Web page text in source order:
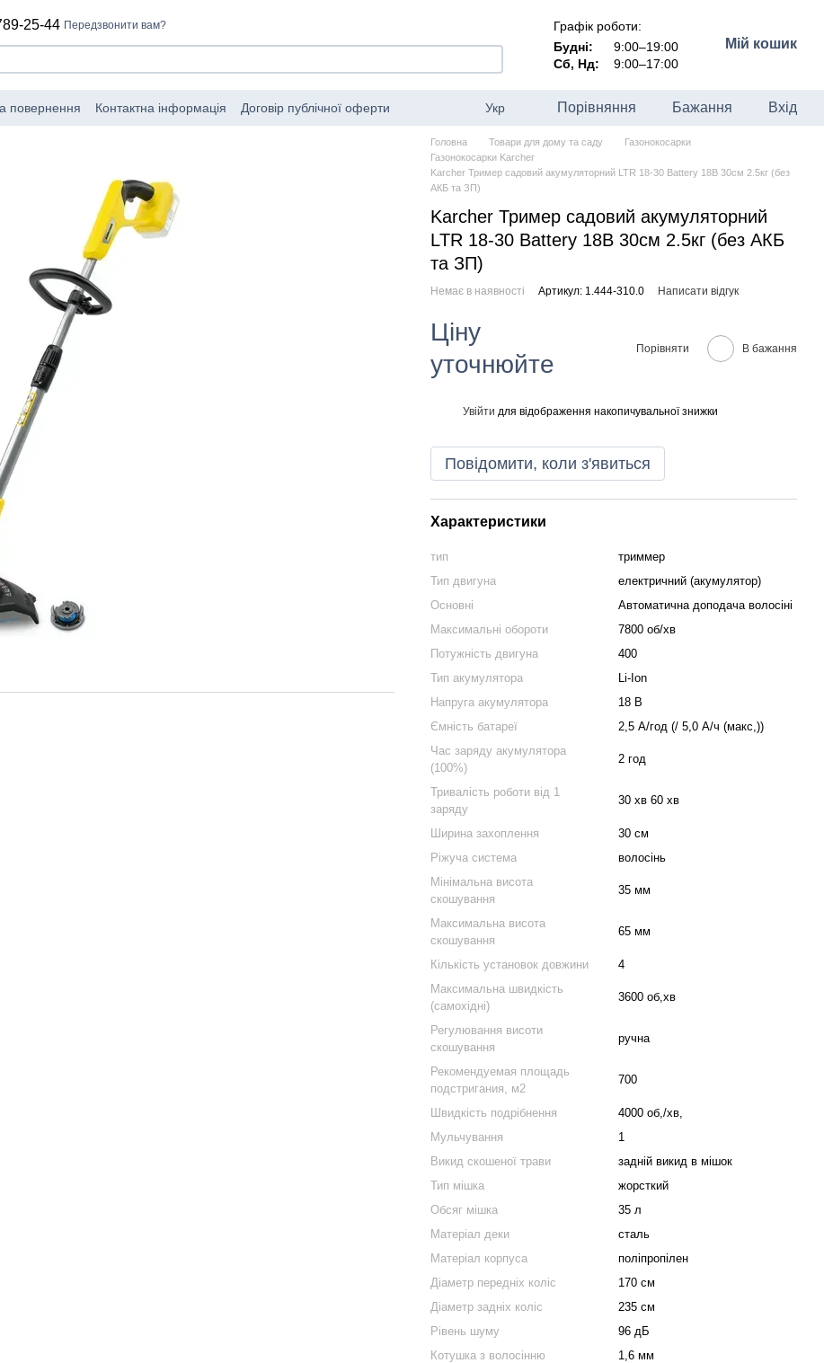
25-44 Передзвонити вам?
Графік роботи:
Будні:
9:00–19:00
Сб, Нд:
9:00–17:00
Мій кошик
повернення Контактна інформація Договір публічної оферти Укр Порівняння Бажання Вхід
Головна Товари для дому та саду
Газонокосарки
Газонокосарки Karcher
Karcher Тример садовий акумуляторний LTR 18-30 Battery 18В 30см 2.5кг (без
АКБ та ЗП)
Karcher Тример садовий акумуляторний
LTR 18-30 Battery 18В 30см 2.5кг (без АКБ
та ЗП)
Немає в наявності Артикул: 1.444-310.0 Написати відгук
Ціну
уточнюйте
Порівняти В бажання
Увійти для відображення накопичувальної знижки
Повідомити, коли з'явиться
Характеристики
тип
триммер
Тип двигуна
електричний (акумулятор)
Основні
Автоматична доподача волосіні
Максимальні обороти
7800 об/хв
Потужність двигуна
400
Тип акумулятора
Li-Ion
Напруга акумулятора
18 В
Ємність батареї
2,5 А/год (/ 5,0 А/ч (макс,))
Час заряду акумулятора
(100%)
2 год
Тривалість роботи від 1
заряду
30 хв 60 хв
Ширина захоплення
30 см
Ріжуча система
волосінь
Мінімальна висота
скошування
35 мм
Максимальна висота
скошування
65 мм
Кількість установок довжини
4
Максимальна швидкість
(самохідні)
3600 об,хв
Регулювання висоти
скошування
ручна
Рекомендуемая площадь
подстригания, м2
700
Швидкість подрібнення
4000 об,/хв,
Мульчування
1
Викид скошеної трави
задній викид в мішок
Тип мішка
жорсткий
Обсяг мішка
35 л
Матеріал деки
сталь
Матеріал корпуса
поліпропілен
Діаметр передніх коліс
170 см
Діаметр задніх коліс
235 см
Рівень шуму
96 дБ
Котушка з волосінню
1,6 мм